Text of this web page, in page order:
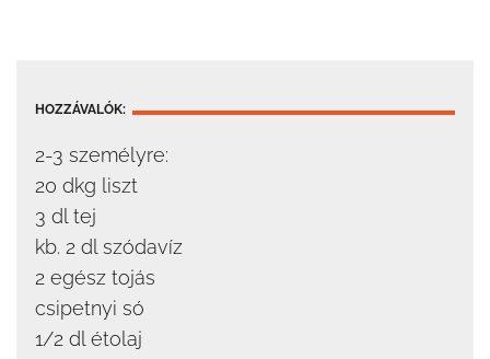
HOZZÁVALÓK:
2-3 személyre:
20 dkg liszt
3 dl tej
kb. 2 dl szódavíz
2 egész tojás
csipetnyi só
1/2 dl étolaj